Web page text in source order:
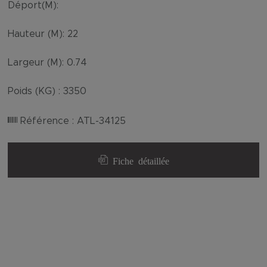
Déport(M):
Hauteur (M): 22
Largeur (M): 0.74
Poids (KG) : 3350
Référence : ATL-34125
Fiche détaillée